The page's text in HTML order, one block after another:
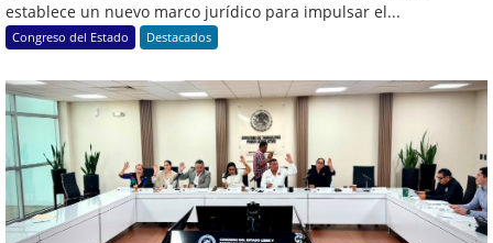
establece un nuevo marco jurídico para impulsar el...
Congreso del Estado Destacados